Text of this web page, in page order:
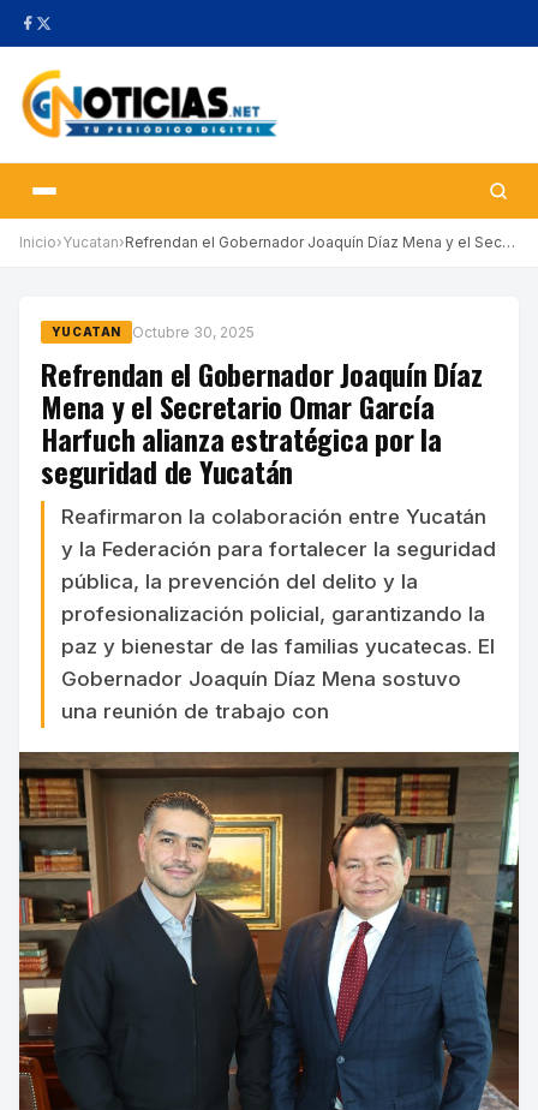
Inicio›Yucatan› Refrendan el Gobernador Joaquín Díaz Mena y el Secretario Omar G…
YUCATAN Octubre 30, 2025
Refrendan el Gobernador Joaquín Díaz
Mena y el Secretario Omar García
Harfuch alianza estratégica por la
seguridad de Yucatán
Reafirmaron la colaboración entre Yucatán
y la Federación para fortalecer la seguridad
pública, la prevención del delito y la
profesionalización policial, garantizando la
paz y bienestar de las familias yucatecas. El
Gobernador Joaquín Díaz Mena sostuvo
una reunión de trabajo con